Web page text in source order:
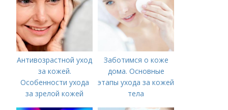
Антивозрастной уход
за кожей.
Особенности ухода
за зрелой кожей
Заботимся о коже
дома. Основные
этапы ухода за кожей
тела